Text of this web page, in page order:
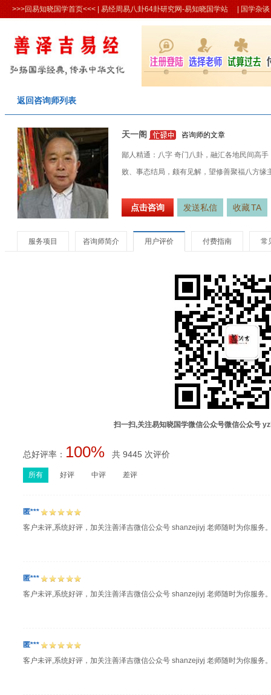
>>>回易知晓国学首页<<< | 易经周易八卦64卦研究网-易知晓国学站 | 国学杂谈
返回咨询师列表
天一阁 咨询师的文章
鄙人精通：八字 奇门八卦，融汇各地民间高
败、事态结局，颇有见解，望修善聚福八方缘
点击咨询 发送私信 收藏TA
服务项目 咨询师简介 用户评价 付费指南 常
扫一扫,关注易知晓国学微信公众号微信公众号
总好评率： 100% 共 9445 次评价
所有 好评 中评 差评
匿***
客户未评,系统好评，加关注善泽吉微信公众号 shanzejiyj 老师随时为你服务
匿***
客户未评,系统好评，加关注善泽吉微信公众号 shanzejiyj 老师随时为你服务
匿***
客户未评,系统好评，加关注善泽吉微信公众号 shanzejiyj 老师随时为你服务